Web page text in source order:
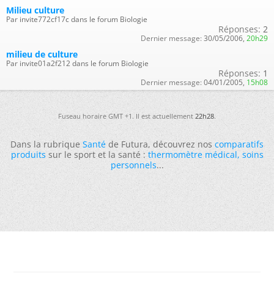
Milieu culture
Par invite772cf17c dans le forum Biologie
Réponses: 2
Dernier message: 30/05/2006, 20h29
milieu de culture
Par invite01a2f212 dans le forum Biologie
Réponses: 1
Dernier message: 04/01/2005, 15h08
Fuseau horaire GMT +1. Il est actuellement22h28.
Dans la rubriqueSantéde Futura, découvrez noscomparatifs
produitssur le sport et la santé :thermomètre médical,soins
personnels...